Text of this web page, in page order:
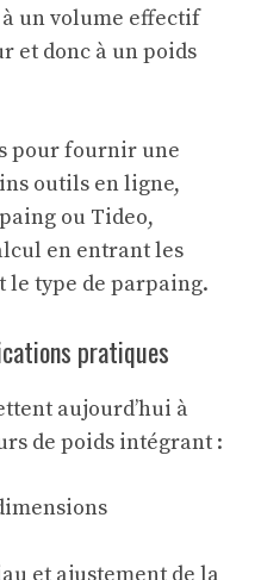
un volume effectif
et donc à un poids
pour fournir une
outils en ligne,
ou Tideo,
en entrant les
le type de parpaing.
pratiques
aujourd’hui à
de poids intégrant :